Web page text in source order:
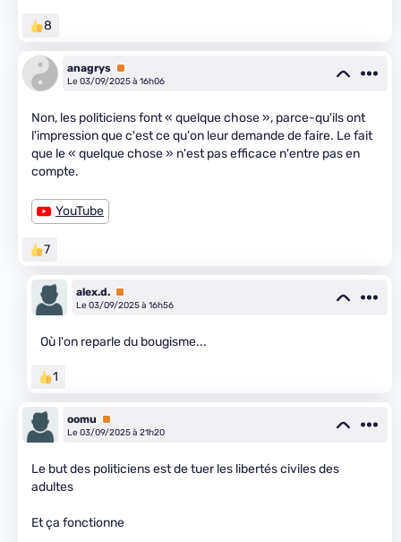
8
anagrys Premium
Le 03/09/2025 à 16h06
Non, les politiciens font « quelque chose », parce-qu'ils ont
l'impression que c'est ce qu'on leur demande de faire. Le fait
que le « quelque chose » n'est pas efficace n'entre pas en
compte.
YouTube
7
alex.d. Premium
Le 03/09/2025 à 16h56
Où l'on reparle du bougisme...
1
oomu
Premium
Le 03/09/2025 à 21h20
Le but des politiciens est de tuer les libertés civiles des
adultes
Et ça fonctionne